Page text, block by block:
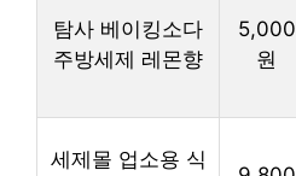
탐사 베이킹소다
주방세제 레몬향
5,000
원
세제몰 업소용 식